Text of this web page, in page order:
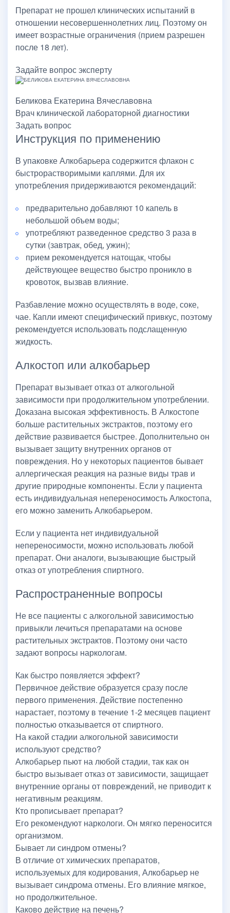
Препарат не прошел клинических испытаний в
отношении несовершеннолетних лиц. Поэтому он
имеет возрастные ограничения (прием разрешен
после 18 лет).
Задайте вопрос эксперту
Беликова Екатерина Вячеславовна
Врач клинической лабораторной диагностики
Задать вопрос
Инструкция по применению
В упаковке Алкобарьера содержится флакон с
быстрорастворимыми каплями. Для их
употребления придерживаются рекомендаций:
предварительно добавляют 10 капель в
небольшой объем воды;
употребляют разведенное средство 3 раза в
сутки (завтрак, обед, ужин);
прием рекомендуется натощак, чтобы
действующее вещество быстро проникло в
кровоток, вызвав влияние.
Разбавление можно осуществлять в воде, соке,
чае. Капли имеют специфический привкус, поэтому
рекомендуется использовать подслащенную
жидкость.
Алкостоп или алкобарьер
Препарат вызывает отказ от алкогольной
зависимости при продолжительном употреблении.
Доказана высокая эффективность. В Алкостопе
больше растительных экстрактов, поэтому его
действие развивается быстрее. Дополнительно он
вызывает защиту внутренних органов от
повреждения. Но у некоторых пациентов бывает
аллергическая реакция на разные виды трав и
другие природные компоненты. Если у пациента
есть индивидуальная непереносимость Алкостопа,
его можно заменить Алкобарьером.
Если у пациента нет индивидуальной
непереносимости, можно использовать любой
препарат. Они аналоги, вызывающие быстрый
отказ от употребления спиртного.
Распространенные вопросы
Не все пациенты с алкогольной зависимостью
привыкли лечиться препаратами на основе
растительных экстрактов. Поэтому они часто
задают вопросы наркологам.
Как быстро появляется эффект?
Первичное действие образуется сразу после
первого применения. Действие постепенно
нарастает, поэтому в течение 1-2 месяцев пациент
полностью отказывается от спиртного.
На какой стадии алкогольной зависимости
используют средство?
Алкобарьер пьют на любой стадии, так как он
быстро вызывает отказ от зависимости, защищает
внутренние органы от повреждений, не приводит к
негативным реакциям.
Кто прописывает препарат?
Его рекомендуют наркологи. Он мягко переносится
организмом.
Бывает ли синдром отмены?
В отличие от химических препаратов,
используемых для кодирования, Алкобарьер не
вызывает синдрома отмены. Его влияние мягкое,
но продолжительное.
Каково действие на печень?